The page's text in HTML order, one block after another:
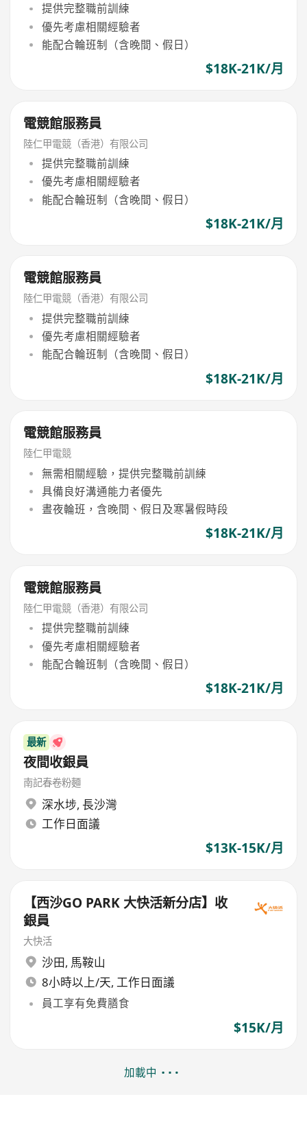
提供完整職前訓練
優先考慮相關經驗者
能配合輪班制（含晚間、假日）
$18K-21K/月
電競館服務員
陸仁甲電競（香港）有限公司
提供完整職前訓練
優先考慮相關經驗者
能配合輪班制（含晚間、假日）
$18K-21K/月
電競館服務員
陸仁甲電競（香港）有限公司
提供完整職前訓練
優先考慮相關經驗者
能配合輪班制（含晚間、假日）
$18K-21K/月
電競館服務員
陸仁甲電競
無需相關經驗，提供完整職前訓練
具備良好溝通能力者優先
晝夜輪班，含晚間、假日及寒暑假時段
$18K-21K/月
電競館服務員
陸仁甲電競（香港）有限公司
提供完整職前訓練
優先考慮相關經驗者
能配合輪班制（含晚間、假日）
$18K-21K/月
最新
夜間收銀員
南記春卷粉麵
深水埗, 長沙灣
工作日面議
$13K-15K/月
【西沙GO PARK 大快活新分店】收
銀員
大快活
沙田, 馬鞍山
8小時以上/天, 工作日面議
員工享有免費膳食
$15K/月
加載中